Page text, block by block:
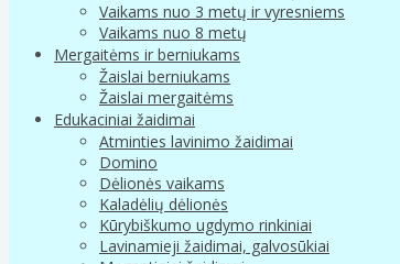
Vaikams nuo 3 metų ir vyresniems
Vaikams nuo 8 metų
Mergaitėms ir berniukams
Žaislai berniukams
Žaislai mergaitėms
Edukaciniai žaidimai
Atminties lavinimo žaidimai
Domino
Dėlionės vaikams
Kaladėlių dėlionės
Kūrybiškumo ugdymo rinkiniai
Lavinamieji žaidimai, galvosūkiai